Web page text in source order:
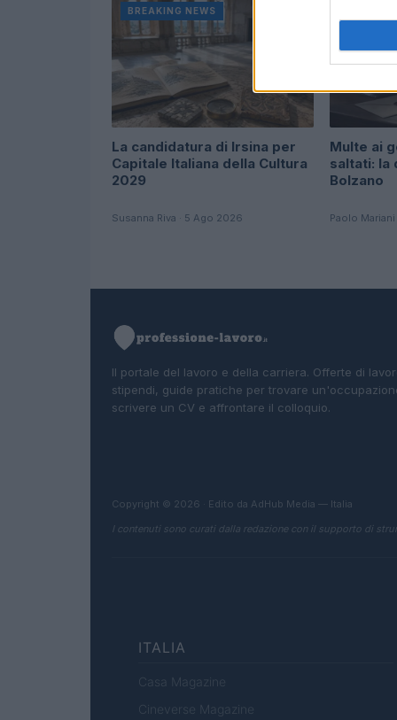
BREAKING NEWS
La candidatura di Irsina per
Capitale Italiana della Cultura
2029
Susanna Riva · 5 Ago 2026
Multe ai
saltati: la
Bolzano
Paolo
Il portale del lavoro e della carriera. Offerte di
stipendi, guide pratiche per trovare
scrivere un CV e affrontare il colloquio.
Copyright © 2026 · Edito da AdHub Media — Italia
I contenuti sono curati dalla redazione con il supporto di
ITALIA
Casa Magazine
Cineverse Magazine